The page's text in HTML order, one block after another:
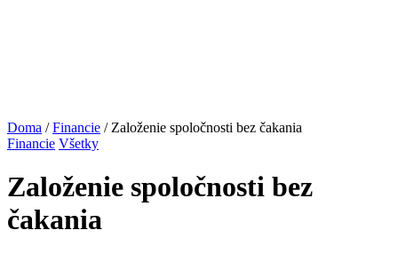
Doma /Financie / Založenie spoločnosti bez čakania
Financie Všetky
Založenie spoločnosti bez
čakania